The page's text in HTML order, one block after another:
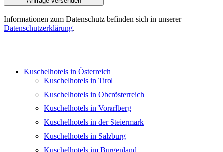
Informationen zum Datenschutz befinden sich in unserer
Datenschutzerklärung.
Kuschelhotels in Österreich
Kuschelhotels in Tirol
Kuschelhotels in Oberösterreich
Kuschelhotels in Vorarlberg
Kuschelhotels in der Steiermark
Kuschelhotels in Salzburg
Kuschelhotels im Burgenland